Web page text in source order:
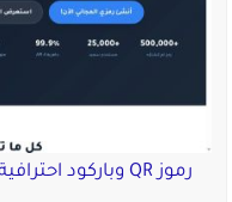
رموز QR وباركود احترافية. بلا قيود. بلا انتهاء صلاحية. للأبد.